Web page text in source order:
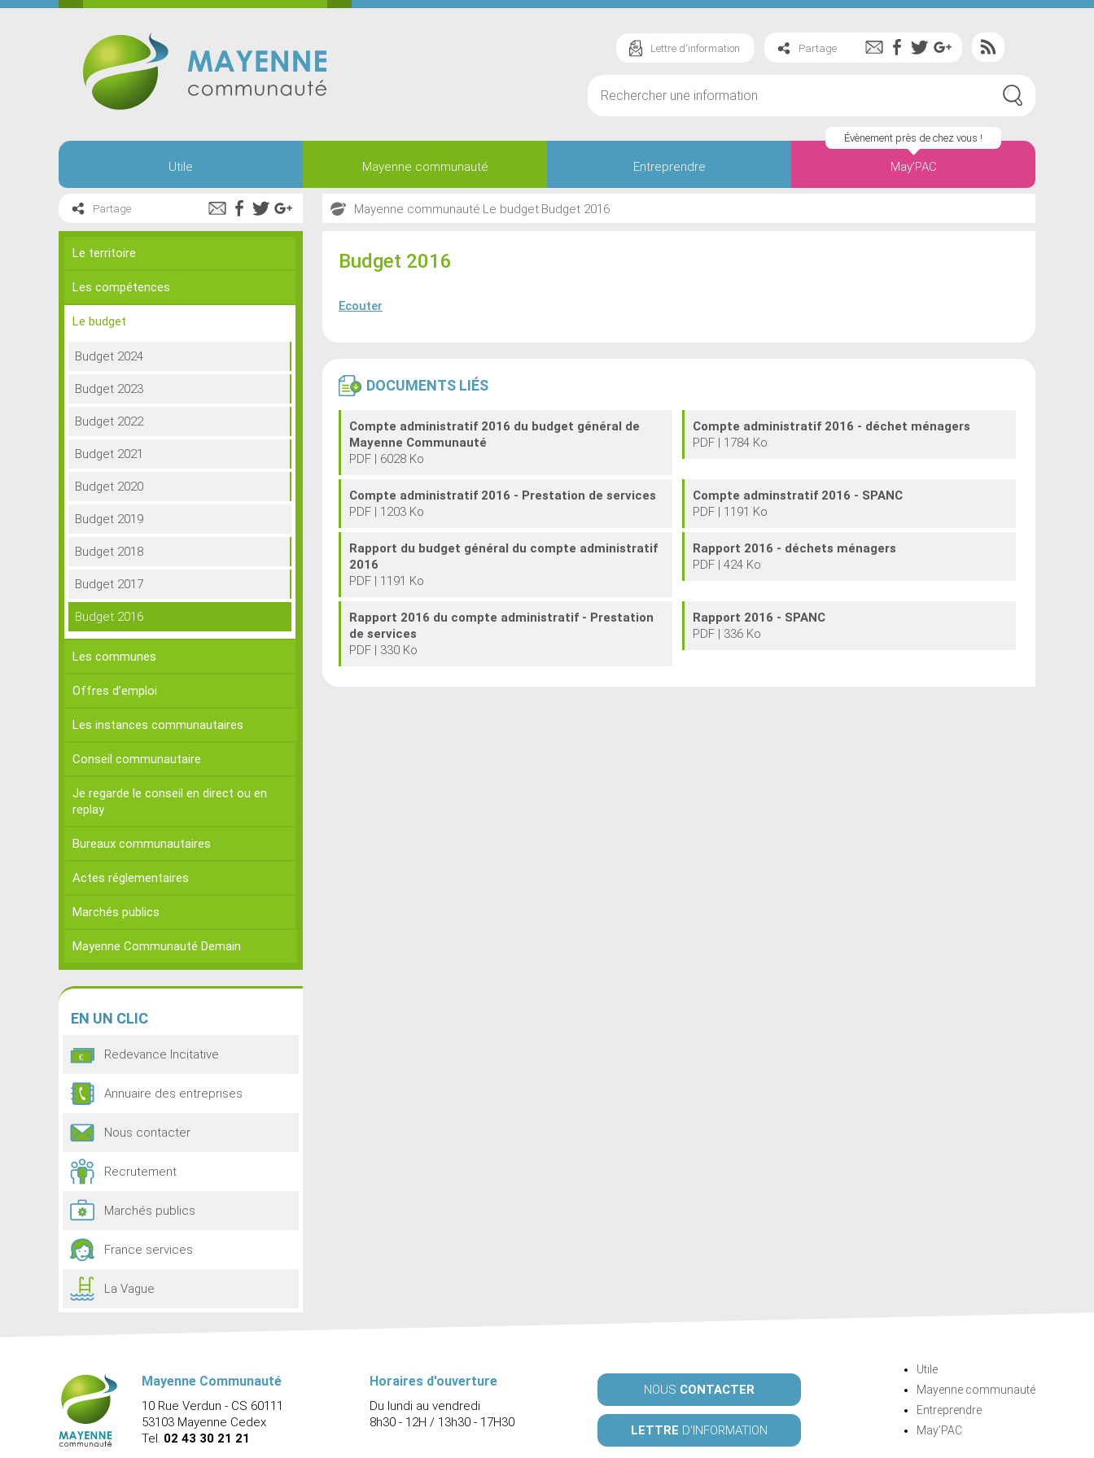
Lettre d'information Partage
Utile Mayenne communauté Entreprendre May’PAC
Évènement près de chez vous !
Mayenne communauté Le budget Budget 2016
Budget 2016
Ecouter
DOCUMENTS LIÉS
Compte administratif 2016 du budget général de
Mayenne Communauté
PDF | 6028 Ko
Compte administratif 2016 - déchet ménagers
PDF | 1784 Ko
Compte administratif 2016 - Prestation de services
PDF | 1203 Ko
Compte adminstratif 2016 - SPANC
PDF | 1191 Ko
Rapport du budget général du compte administratif
2016
PDF | 1191 Ko
Rapport 2016 - déchets ménagers
PDF | 424 Ko
Rapport 2016 du compte administratif - Prestation
de services
PDF | 330 Ko
Rapport 2016 - SPANC
PDF | 336 Ko
Partage
Le territoire
Les compétences
Le budget
Budget 2024
Budget 2023
Budget 2022
Budget 2021
Budget 2020
Budget 2019
Budget 2018
Budget 2017
Budget 2016
Les communes
Offres d’emploi
Les instances communautaires
Conseil communautaire
Je regarde le conseil en direct ou en
replay
Bureaux communautaires
Actes réglementaires
Marchés publics
Mayenne Communauté Demain
EN UN CLIC
Redevance Incitative
Annuaire des entreprises
Nous contacter
Recrutement
Marchés publics
France services
La Vague
Mayenne Communauté
10 Rue Verdun - CS 60111
53103 Mayenne Cedex
Tel. 02 43 30 21 21
Horaires d'ouverture
Du lundi au vendredi
8h30 - 12H / 13h30 - 17H30
Utile
Mayenne communauté
Entreprendre
May’PAC
NOUS CONTACTER
LETTRE D'INFORMATION